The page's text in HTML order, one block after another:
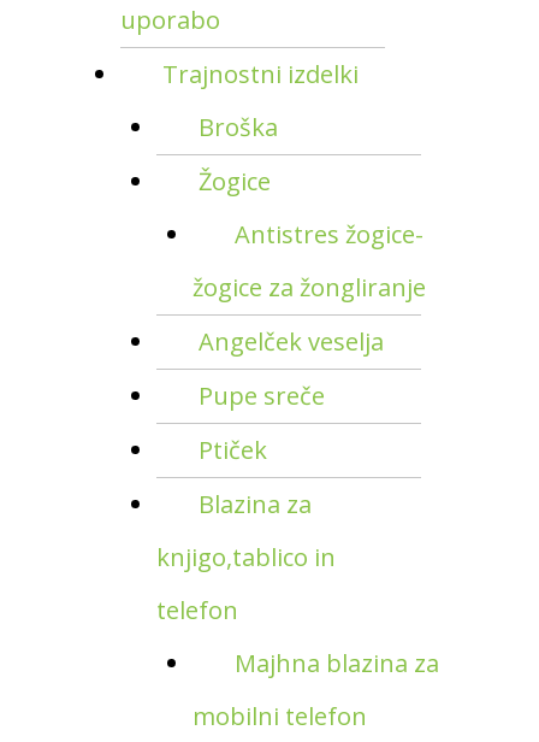
uporabo
Trajnostni izdelki
Broška
Žogice
Antistres žogice-
žogice za žongliranje
Angelček veselja
Pupe sreče
Ptiček
Blazina za
knjigo,tablico in
telefon
Majhna blazina za
mobilni telefon